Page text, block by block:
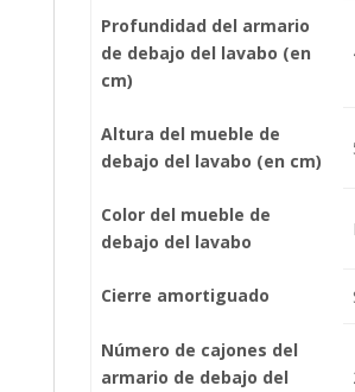
Profundidad del armario
de debajo del lavabo (en
cm)
Altura del mueble de
debajo del lavabo (en cm)
Color del mueble de
debajo del lavabo
Cierre amortiguado
Número de cajones del
armario de debajo del